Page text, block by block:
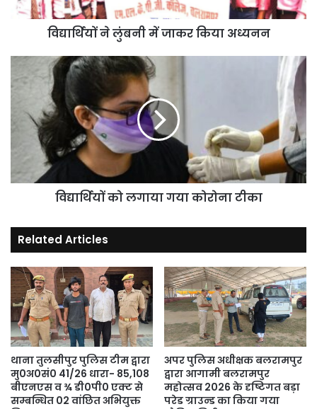
विद्यार्थियों ने लुंबनी में जाकर किया अध्यनन
विद्यार्थियों
को
लगाया
कोरोना
विद्यार्थियों को लगाया गया कोरोना टीका
Related Articles
थाना तुलसीपुर पुलिस टीम द्वारा
मु0अ0सं0 41/26 धारा- 85,108
बीएनएस व ¾ डी0पी0 एक्ट से
सम्बन्धित 02 वांछित अभियुक्त
अपर पुलिस अधीक्षक बलरामपुर
द्वारा आगामी बलरामपुर
महोत्सव 2026 के दृष्टिगत बड़ा
परेड ग्राउन्ड का किया गया